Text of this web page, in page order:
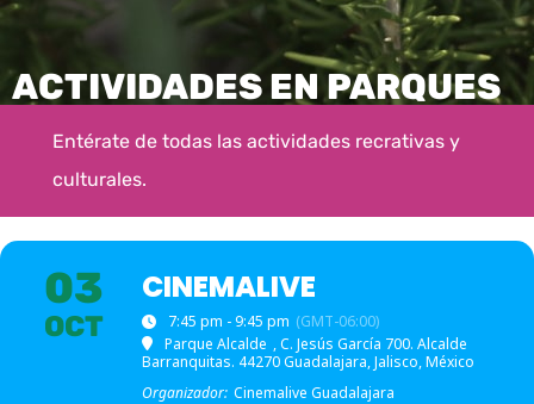
ACTIVIDADES EN PARQUES
Entérate de todas las actividades recrativas y
culturales.
03
OCT
CINEMALIVE
7:45 pm - 9:45 pm (GMT-06:00)
Parque Alcalde , C. Jesús García 700. Alcalde
Barranquitas. 44270 Guadalajara, Jalisco, México
Organizador: Cinemalive Guadalajara